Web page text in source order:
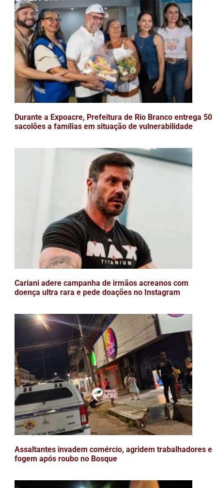
Durante a Expoacre, Prefeitura de Rio Branco entrega 50
sacolões a famílias em situação de vulnerabilidade
Cariani adere campanha de irmãos acreanos com
doença ultra rara e pede doações no Instagram
Assaltantes invadem comércio, agridem trabalhadores e
fogem após roubo no Bosque